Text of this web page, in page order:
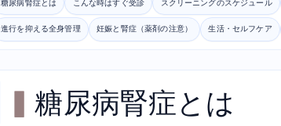
糖尿病腎症とは こんな時はすぐ受診 スクリーニングのスケジュール
進行を抑える全身管理 妊娠と腎症（薬剤の注意） 生活・セルフケア
糖尿病腎症とは